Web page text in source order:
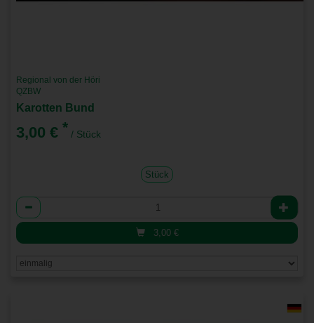
Regional von der Höri
QZBW
Karotten Bund
3,00 € * / Stück
Stück
Anzahl
3,00 €